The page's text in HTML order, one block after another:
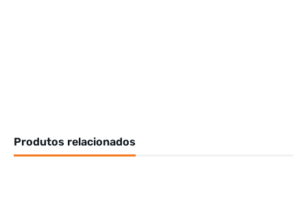
Produtos relacionados